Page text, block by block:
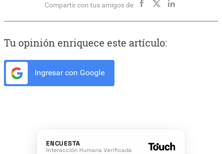
Compartir con tus amigos de
Tu opinión enriquece este artículo:
Ingresar con Google
ENCUESTA
Interacción Humana Verificada